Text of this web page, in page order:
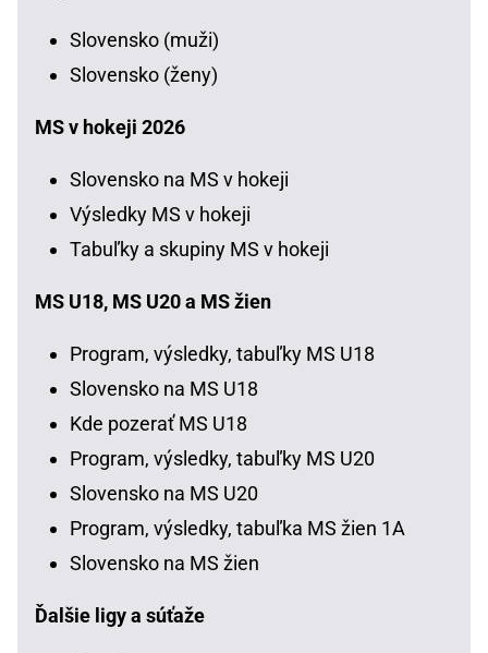
Slovensko (muži)
Slovensko (ženy)
MS v hokeji 2026
Slovensko na MS v hokeji
Výsledky MS v hokeji
Tabuľky a skupiny MS v hokeji
MS U18, MS U20 a MS žien
Program, výsledky, tabuľky MS U18
Slovensko na MS U18
Kde pozerať MS U18
Program, výsledky, tabuľky MS U20
Slovensko na MS U20
Program, výsledky, tabuľka MS žien 1A
Slovensko na MS žien
Ďalšie ligy a súťaže